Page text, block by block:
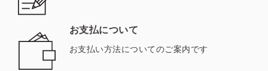
お支払について
お支払い方法についてのご案内です